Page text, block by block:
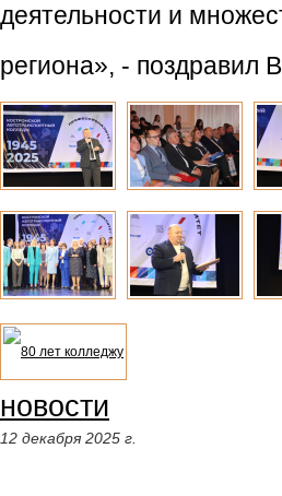
деятельности и
региона», - поздравил
новости
12 декабря 2025 г.